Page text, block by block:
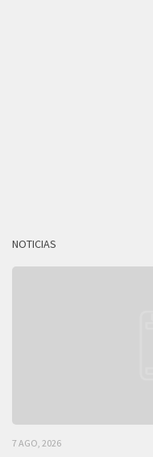
NOTICIAS
7 AGO, 2026